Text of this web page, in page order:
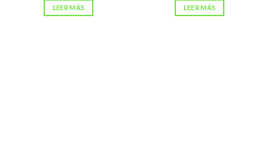
LEER MÁS LEER MÁS